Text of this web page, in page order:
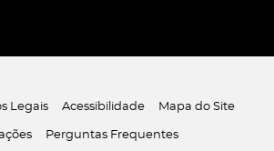
Legais Acessibilidade Mapa do Site
Perguntas Frequentes